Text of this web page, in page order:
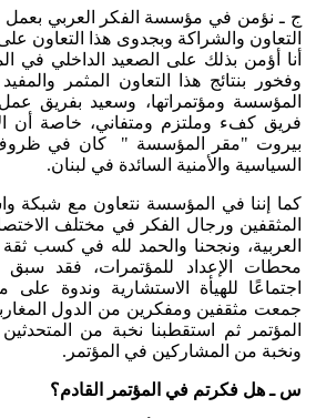
ج ـ نؤمن في مؤسسة الفكر العربي بعمل
التعاون والشراكة وبجدوى هذا التعاون
أنا أؤمن بذلك على الصعيد الداخلي في
وفخور بنتائج هذا التعاون المثمر
المؤسسة ومؤتمراتها، وسعيد بفريق
فريق كفء وملتزم ومتفاني، خاصة أن
بيروت "مقر المؤسسة " كان في
السياسية والأمنية السائدة في لبنان.
كما إننا في المؤسسة نتعاون مع شبكة
المثقفين ورجال الفكر في مختلف
العربية، ونجحنا والحمد لله في كسب
محطات الإعداد للمؤتمرات، فقد سبق
اجتماعًا للهيأة الاستشارية وندوة
جمعت مثقفين ومفكرين من الدول
المؤتمر ثم استقطبنا نخبة من
ونخبة من المشاركين في المؤتمر.
س ـ هل فكرتم في المؤتمر القادم؟